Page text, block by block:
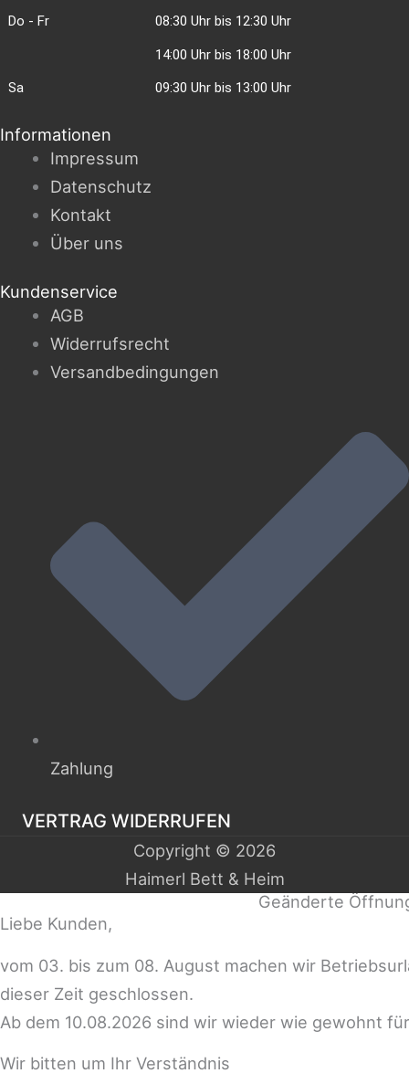
Do - Fr 08:30 Uhr bis 12:30 Uhr
14:00 Uhr bis 18:00 Uhr
Sa 09:30 Uhr bis 13:00 Uhr
Informationen
Impressum
Datenschutz
Kontakt
Über uns
Kundenservice
AGB
Widerrufsrecht
Versandbedingungen
Zahlung
VERTRAG WIDERRUFEN
Copyright © 2026
Haimerl Bett & Heim
Geänderte
Liebe Kunden,
vom 03. bis zum 08. August machen wir
dieser Zeit geschlossen.
Ab dem 10.08.2026 sind wir wieder wie gewohnt
Wir bitten um Ihr Verständnis